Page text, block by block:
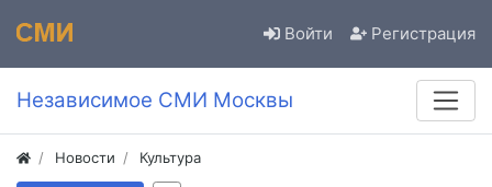
Войти Регистрация
Независимое СМИ Москвы
Новости Культура